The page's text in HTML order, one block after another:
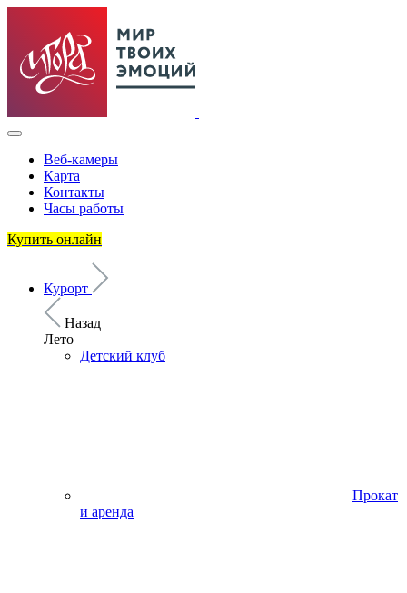
Веб-камеры
Карта
Контакты
Часы работы
Купить онлайн
Курорт
Назад
Лето
Детский клуб
Прокат
и аренда